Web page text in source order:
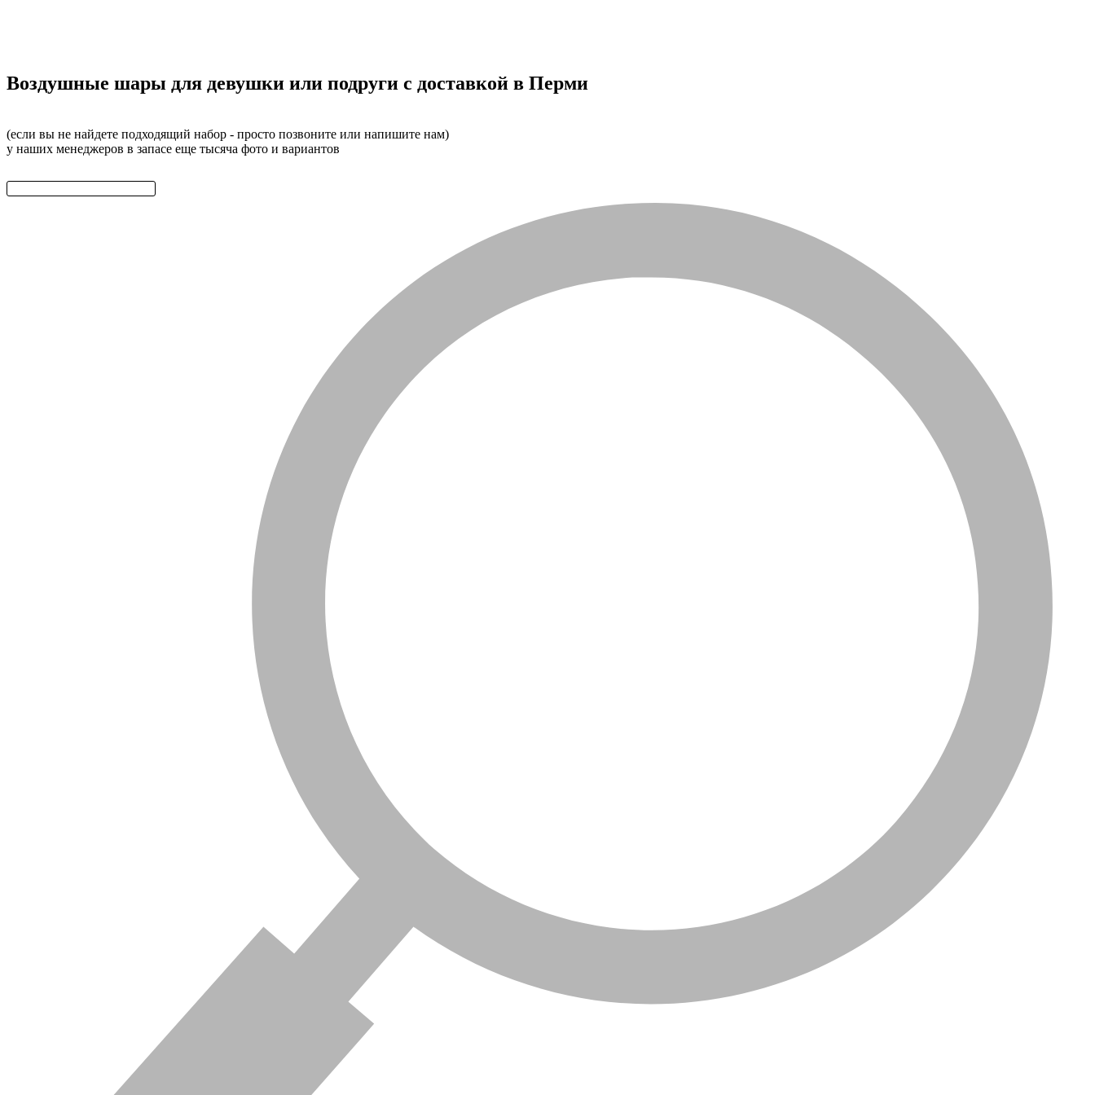
Воздушные шары для девушки или подруги с доставкой в Перми
(если вы не найдете подходящий набор - просто позвоните или напишите нам)
у наших менеджеров в запасе еще тысяча фото и вариантов